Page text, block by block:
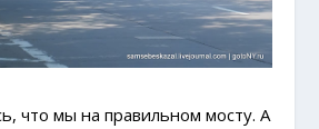
что мы на правильном мосту. А